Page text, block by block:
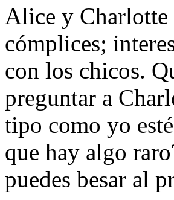
Alice y Charlotte
cómplices;
con los chicos.
preguntar a
tipo como yo
que hay algo
puedes besar al